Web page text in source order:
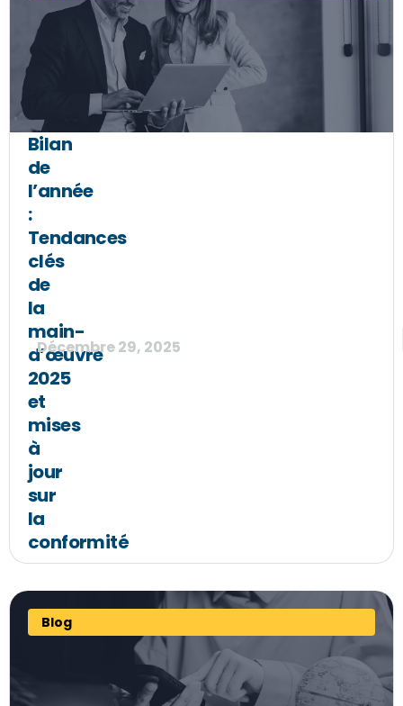
Bilan
de
l’année
:
Tendances
clés
de
la
main-
d’œuvre
2025
et
mises
à
jour
sur
la
conformité
Décembre 29, 2025
Blog